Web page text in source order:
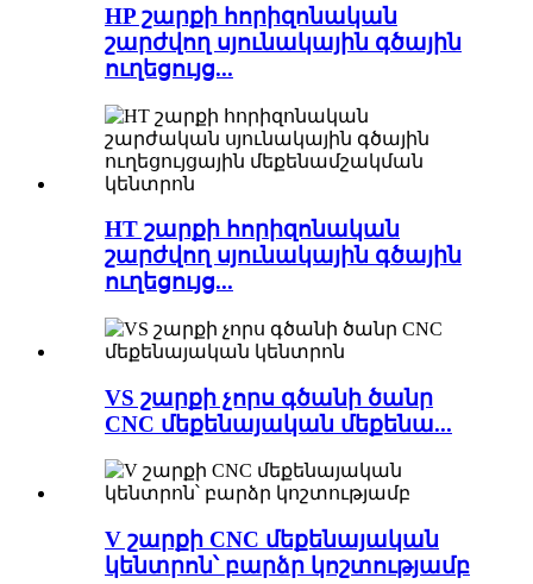
HP շարքի հորիզոնական
շարժվող սյունակային գծային
ուղեցույց...
HT շարքի հորիզոնական
շարժվող սյունակային գծային
ուղեցույց...
VS շարքի չորս գծանի ծանր
CNC մեքենայական մեքենա...
V շարքի CNC մեքենայական
կենտրոն՝ բարձր կոշտությամբ